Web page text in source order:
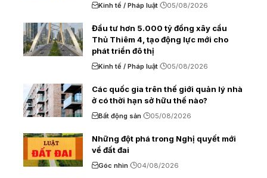
Kinh tế / Pháp luật 05/08/2026
Đầu tư hơn 5.000 tỷ đồng xây cầu
Thủ Thiêm 4, tạo động lực mới cho
phát triển đô thị
Kinh tế / Pháp luật 05/08/2026
Các quốc gia trên thế giới quản lý nhà
ở có thời hạn sở hữu thế nào?
Bất động sản 05/08/2026
Những đột phá trong Nghị quyết mới
về đất đai
Góc nhìn 04/08/2026